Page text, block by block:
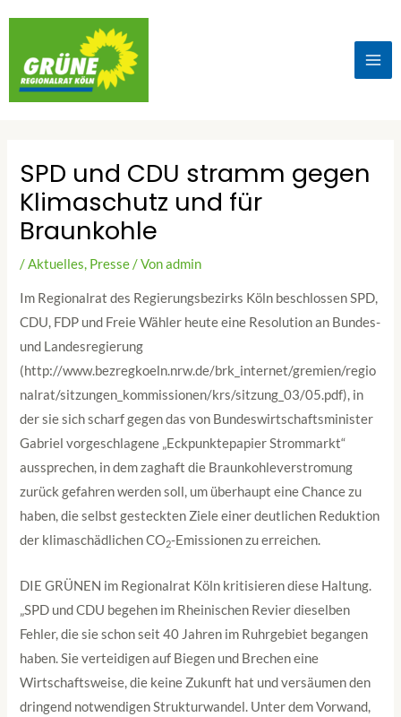
SPD und CDU stramm gegen
Klimaschutz und für
Braunkohle
/Aktuelles, Presse/ Vonadmin
Im Regionalrat des Regierungsbezirks Köln beschlossen SPD,
CDU, FDP und Freie Wähler heute eine Resolution an Bundes-
und Landesregierung
(http://www.bezregkoeln.nrw.de/brk_internet/gremien/regio
nalrat/sitzungen_kommissionen/krs/sitzung_03/05.pdf), in
der sie sich scharf gegen das von Bundeswirtschaftsminister
Gabriel vorgeschlagene „Eckpunktepapier Strommarkt“
aussprechen, in dem zaghaft die Braunkohleverstromung
zurück gefahren werden soll, um überhaupt eine Chance zu
haben, die selbst gesteckten Ziele einer deutlichen Reduktion
der klimaschädlichen CO2-Emissionen zu erreichen.
DIE GRÜNEN im Regionalrat Köln kritisieren diese Haltung.
„SPD und CDU begehen im Rheinischen Revier dieselben
Fehler, die sie schon seit 40 Jahren im Ruhrgebiet begangen
haben. Sie verteidigen auf Biegen und Brechen eine
Wirtschaftsweise, die keine Zukunft hat und versäumen den
dringend notwendigen Strukturwandel. Unter dem Vorwand,